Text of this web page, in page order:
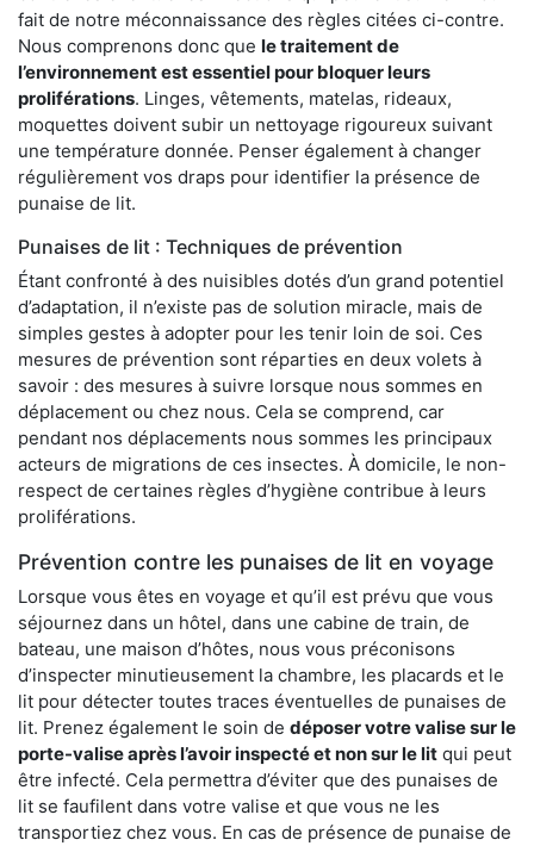
fait de notre méconnaissance des règles citées ci-contre.
Nous comprenons donc que le traitement de
l’environnement est essentiel pour bloquer leurs
proliférations. Linges, vêtements, matelas, rideaux,
moquettes doivent subir un nettoyage rigoureux suivant
une température donnée. Penser également à changer
régulièrement vos draps pour identifier la présence de
punaise de lit.
Punaises de lit : Techniques de prévention
Étant confronté à des nuisibles dotés d’un grand potentiel
d’adaptation, il n’existe pas de solution miracle, mais de
simples gestes à adopter pour les tenir loin de soi. Ces
mesures de prévention sont réparties en deux volets à
savoir : des mesures à suivre lorsque nous sommes en
déplacement ou chez nous. Cela se comprend, car
pendant nos déplacements nous sommes les principaux
acteurs de migrations de ces insectes. À domicile, le non-
respect de certaines règles d’hygiène contribue à leurs
proliférations.
Prévention contre les punaises de lit en voyage
Lorsque vous êtes en voyage et qu’il est prévu que vous
séjournez dans un hôtel, dans une cabine de train, de
bateau, une maison d’hôtes, nous vous préconisons
d’inspecter minutieusement la chambre, les placards et le
lit pour détecter toutes traces éventuelles de punaises de
lit. Prenez également le soin de déposer votre valise sur le
porte-valise après l’avoir inspecté et non sur le lit qui peut
être infecté. Cela permettra d’éviter que des punaises de
lit se faufilent dans votre valise et que vous ne les
transportiez chez vous. En cas de présence de punaise de